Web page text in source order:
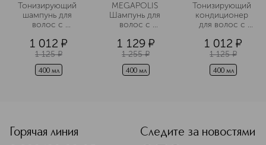
Тонизирующий
шампунь для
волос с
пурпурного
1 012 ¤
1 125 ¤
400 мл
MEGAPOLIS
Шампунь для
волос с
черного риса
1 129 ¤
1 255 ¤
400 мл
Тонизирующий
кондиционер
для волос с
пурпурного
женьшеня
1 012 ¤
1 125 ¤
400 мл
Горячая линия
Следите за новостями